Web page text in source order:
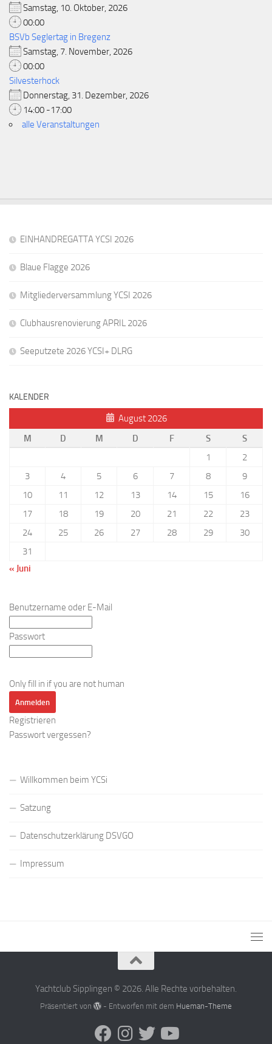
Samstag, 10. Oktober, 2026
00:00
BSVb Seglertag in Bregenz
Samstag, 7. November, 2026
00:00
Silvesterhock
Donnerstag, 31. Dezember, 2026
14:00 -17:00
alle Veranstaltungen
EINHANDREGATTA YCSI 2026
Blaue Flagge 2026
Mitgliederversammlung YCSI 2026
Clubhausrenovierung APRIL 2026
Seeputzete 2026 YCSI+ DLRG
KALENDER
August 2026
M
D M D F S
S
1
2
3
4 5 6 7 8
9
10
11 12 13 14 15
16
17
18 19 20 21 22
23
24
25 26 27 28 29
30
31
« Juni
Benutzername oder E-Mail
Passwort
Only fill in if you are not human
Registrieren
Passwort vergessen?
Willkommen beim YCSi
Satzung
Datenschutzerklärung DSVGO
Impressum
Yachtclub Sipplingen © 2026. Alle Rechte vorbehalten.
Präsentiert von - Entworfen mit dem Hueman-Theme